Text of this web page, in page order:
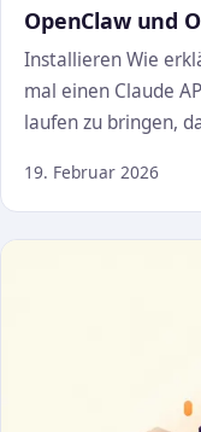
OpenClaw und
Installieren Wie
mal einen Claude
laufen zu bringen,
19. Februar 2026